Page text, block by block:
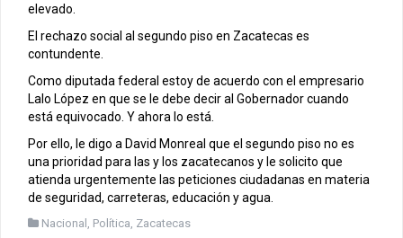
elevado.
El rechazo social al segundo piso en Zacatecas es
contundente.
Como diputada federal estoy de acuerdo con el empresario
Lalo López en que se le debe decir al Gobernador cuando
está equivocado. Y ahora lo está.
Por ello, le digo a David Monreal que el segundo piso no es
una prioridad para las y los zacatecanos y le solicito que
atienda urgentemente las peticiones ciudadanas en materia
de seguridad, carreteras, educación y agua.
Nacional , Política, Zacatecas